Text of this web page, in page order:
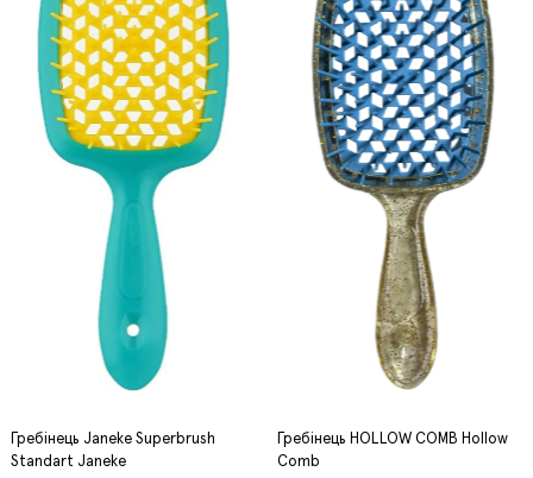
Гребінець Janeke Superbrush
Standart Janeke
Гребінець HOLLOW COMB Hollow
Comb